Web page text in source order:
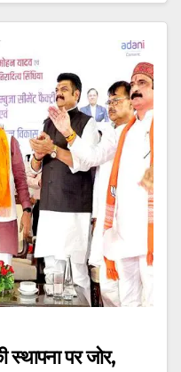
स्थापना पर जोर,